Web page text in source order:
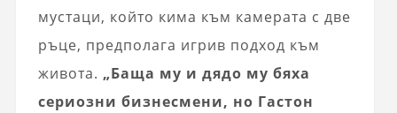
мустаци, който кима към камерата с две
ръце, предполага игрив подход към
живота. „Баща му и дядо му бяха
сериозни бизнесмени, но Гастон